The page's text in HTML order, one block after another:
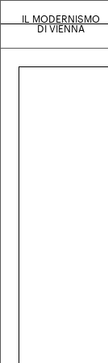
IL MODERNISMO
DI VIENNA